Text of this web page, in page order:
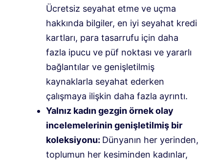
Ücretsiz seyahat etme ve uçma
hakkında bilgiler, en iyi seyahat kredi
kartları, para tasarrufu için daha
fazla ipucu ve püf noktası ve yararlı
bağlantılar ve genişletilmiş
kaynaklarla seyahat ederken
çalışmaya ilişkin daha fazla ayrıntı.
Yalnız kadın gezgin örnek olay
incelemelerinin genişletilmiş bir
koleksiyonu: Dünyanın her yerinden,
toplumun her kesiminden kadınlar,